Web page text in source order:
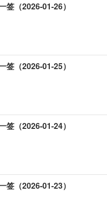
签（2026-01-26）
签（2026-01-25）
签（2026-01-24）
签（2026-01-23）